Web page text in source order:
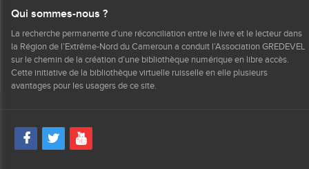
Qui sommes-nous ?
La recherche permanente d’une réconciliation entre le livre et le lecteur dans
la Région de l’Extrême-Nord du Cameroun a conduit l’Association GREDEVEL
sur le chemin de la création d’une bibliothèque numérique en libre accès.
Cette initiative de la bibliothèque virtuelle ruisselle en elle plusieurs
avantages pour les usagers de ce site.